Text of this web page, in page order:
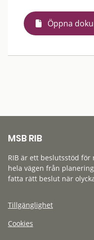
Öppna
MSB RIB
RIB är ett beslutsstöd
hela vägen från
fatta rätt beslut när
Tillgänglighet
Cookies